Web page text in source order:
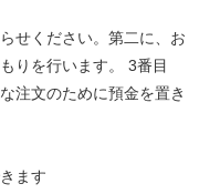
せください。第二に、お
りを行います。 3番目
注文のために預金を置き
ます